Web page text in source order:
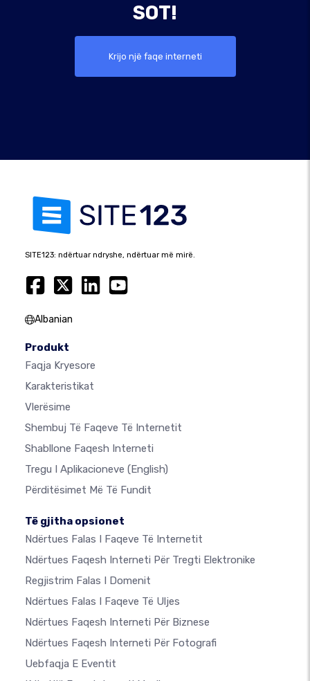
SOT!
Krijo një faqe interneti
SITE123: ndërtuar ndryshe, ndërtuar më mirë.
Albanian
Produkt
Faqja Kryesore
Karakteristikat
Vlerësime
Shembuj Të Faqeve Të Internetit
Shabllone Faqesh Interneti
Tregu I Aplikacioneve (English)
Përditësimet Më Të Fundit
Të gjitha opsionet
Ndërtues Falas I Faqeve Të Internetit
Ndërtues Faqesh Interneti Për Tregti Elektronike
Regjistrim Falas I Domenit
Ndërtues Falas I Faqeve Të Uljes
Ndërtues Faqesh Interneti Për Biznese
Ndërtues Faqesh Interneti Për Fotografi
Uebfaqja E Eventit